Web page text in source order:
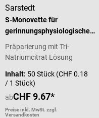
Sarstedt
S-Monovette für
gerinnungsphysiologische
Untersuchungen
Präparierung mit Tri-
Natriumcitrat Lösung
Inhalt: 50 Stück (CHF 0.18
/ 1 Stück)
abCHF 9.67*
Preise inkl. MwSt. zzgl.
Versandkosten